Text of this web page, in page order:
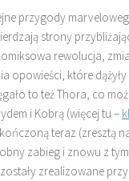
przygody
strony
rewolucja,
opowieści, które dążyły
to też Thora, co
i Kobrą (więcej tu –
teraz (zresztą
zabieg i znowu z
zrealizowane